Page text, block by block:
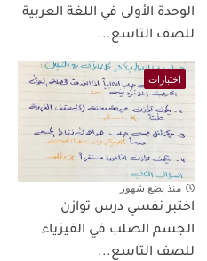
الوحدة الأولى في اللغة العربية
للصف التاسع...
اختبارات
منذ بضع شهور
اختبر نفسي درس توازن
الجسم الصلب في الفيزياء
للصف التاسع...